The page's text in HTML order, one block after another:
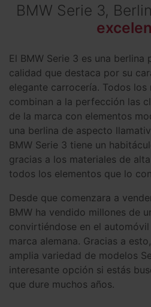
BMW Serie 3,
El BMW Serie 3 es una berlina
calidad que destaca por su
elegante carrocería. Todos
combinan a la perfección las
de la marca con elementos
una berlina de aspecto
BMW Serie 3 tiene un
gracias a los materiales de
todos los elementos que lo
Desde que comenzara a
BMW ha vendido millones de
convirtiéndose en el
marca alemana. Gracias a
amplia variedad de modelos
interesante opción si estás
que dure muchos años.